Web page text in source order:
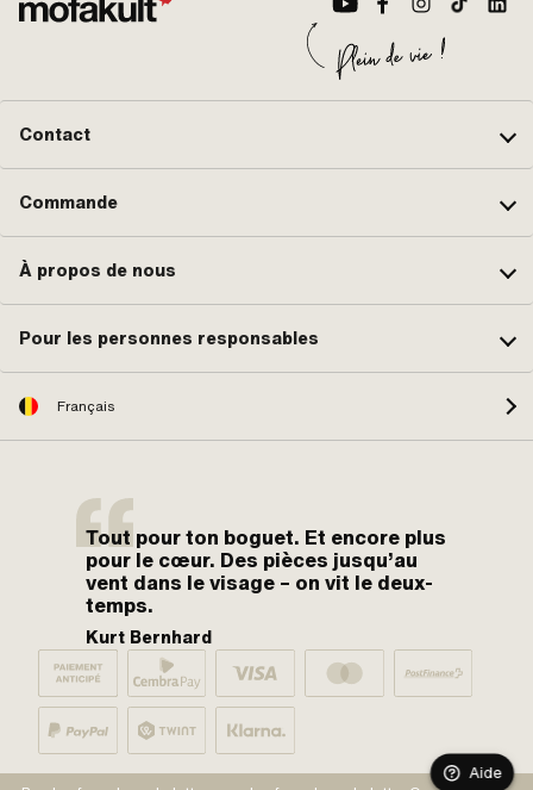
Contact
Commande
À propos de nous
Pour les personnes responsables
Français
Tout pour ton boguet. Et encore plus
pour le cœur. Des pièces jusqu’au
vent dans le visage – on vit le deux-
temps.
Kurt Bernhard
Aide